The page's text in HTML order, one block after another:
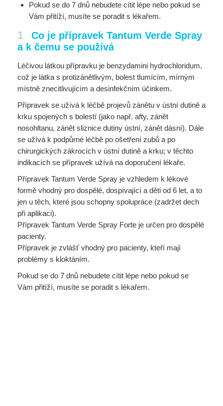
Pokud se do 7 dnů nebudete cítit lépe nebo pokud se
Vám přitíží, musíte se poradit s lékařem.
1
Co je přípravek Tantum Verde Spray
a k čemu se používá
Léčivou látkou přípravku je benzydamini hydrochloridum,
což je látka s protizánětlivým, bolest tlumícím, mírným
místně znecitlivujícím a desinfekčním účinkem.
Přípravek se užívá k léčbě projevů zánětu v ústní dutině a
krku spojených s bolestí (jako např. afty, zánět
nosohltanu, zánět sliznice dutiny ústní, zánět dásní). Dále
se užívá k podpůrné léčbě po ošetření zubů a po
chirurgických zákrocích v ústní dutině a krku; v těchto
indikacích se přípravek užívá na doporučení lékaře.
Přípravek Tantum Verde Spray je vzhledem k lékové
formě vhodný pro dospělé, dospívající a děti od 6 let, a to
jen u těch, které jsou schopny spolupráce (zadržet dech
při aplikaci).
Přípravek Tantum Verde Spray Forte je určen pro dospělé
pacienty.
Přípravek je zvlášť vhodný pro pacienty, kteří mají
problémy s kloktáním.
Pokud se do 7 dnů nebudete cítit lépe nebo pokud se
Vám přitíží, musíte se poradit s lékařem.